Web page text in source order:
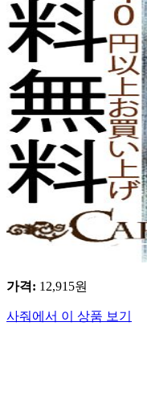
가격: 12,915원
사줘에서 이 상품 보기